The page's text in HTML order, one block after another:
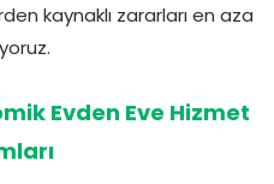
kaynaklı zararları en aza
Evden Eve Hizmet